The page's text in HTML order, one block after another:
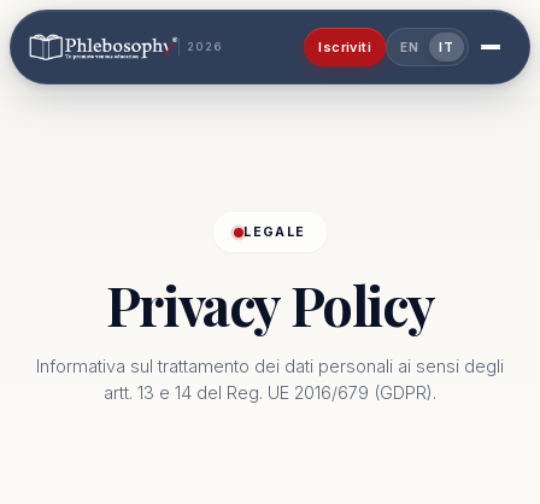
2026 Iscriviti EN IT
LEGALE
Privacy Policy
Informativa sul trattamento dei dati personali ai sensi degli
artt. 13 e 14 del Reg. UE 2016/679 (GDPR).